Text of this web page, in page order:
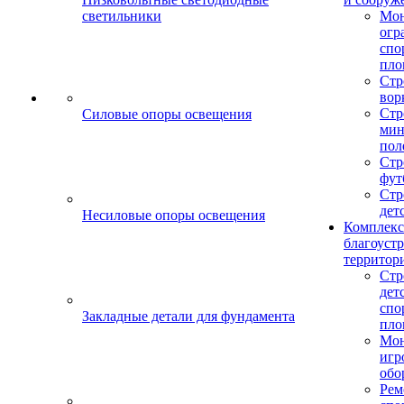
светильники
Силовые опоры освещения
Несиловые опоры освещения
Закладные детали для фундамента